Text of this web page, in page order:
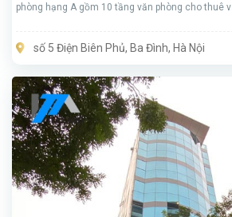
phòng hạng A gồm 10 tầng văn phòng cho thuê
số 5 Điện Biên Phủ, Ba Đình, Hà Nội